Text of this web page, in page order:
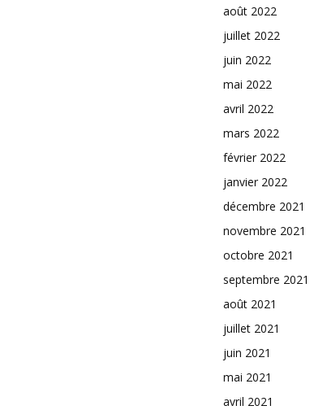
août 2022
juillet 2022
juin 2022
mai 2022
avril 2022
mars 2022
février 2022
janvier 2022
décembre 2021
novembre 2021
octobre 2021
septembre 2021
août 2021
juillet 2021
juin 2021
mai 2021
avril 2021